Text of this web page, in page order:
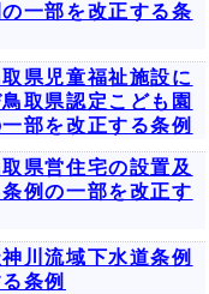
一部を改正する条
県児童福祉施設に
取県認定こども園
部を改正する条例
県営住宅の設置及
例の一部を改正す
川流域下水道条例
条例